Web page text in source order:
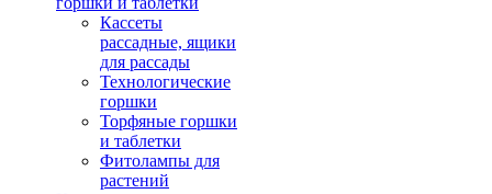
Кассеты
рассадные, ящики
для рассады
Технологические
горшки
Торфяные горшки
и таблетки
Фитолампы для
растений